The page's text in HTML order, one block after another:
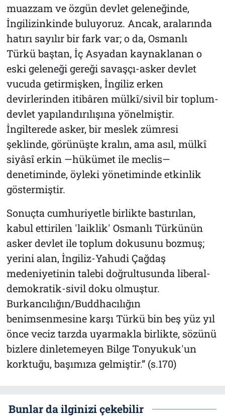
muazzam ve özgün devlet geleneğinde,
İngilizinkinde buluyoruz. Ancak, aralarında
hatırı sayılır bir fark var; o da, Osmanlı
Türkü baştan, İç Asyadan kaynaklanan o
eski geleneği gereği savaşçı-asker devlet
vucuda getirmişken, İngiliz erken
devirlerinden itibâren mülkî/sivil bir toplum-
devlet yapılandırılışına yönelmiştir.
İngilterede asker, bir meslek zümresi
şeklinde, görünüşte kralın, ama asıl, mülkî
siyâsî erkin —hükümet ile meclis—
denetiminde, öyleki yönetiminde etkinlik
göstermiştir.
Sonuçta cumhuriyetle birlikte bastırılan,
kabul ettirilen 'laiklik' Osmanlı Türkünün
asker devlet ile toplum dokusunu bozmuş;
yerini alan, İngiliz-Yahudi Çağdaş
medeniyetinin talebi doğrultusunda liberal-
demokratik-sivil doku olmuştur.
Burkancılığın/Buddhacılığın
benimsenmesine karşı Türkü bin beş yüz yıl
önce veciz tarzda uyarmakla birlikte, sözünü
bizlere dinletemeyen Bilge Tonyukuk'un
korktuğu, başımıza gelmiştir.” (s.170)
Bunlar da ilginizi çekebilir